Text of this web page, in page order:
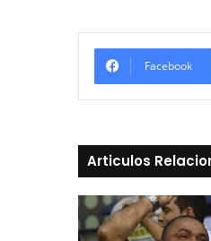
Facebook
Articulos